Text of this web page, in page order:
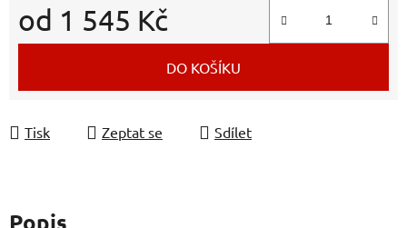
od 1 545 Kč
Měrná cena:
DO KOŠÍKU
Tisk Zeptat se Sdílet
Popis